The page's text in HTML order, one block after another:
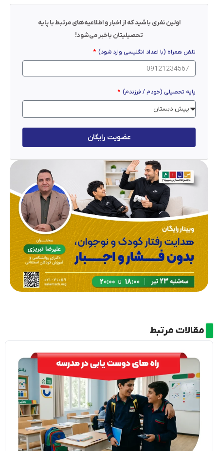
اولین نفری باشید که از اخبار و اطلاعیه‌های مرتبط با پایه
تحصیلیتان باخبر می‌شود!
تلفن همراه (با اعداد انگلیسی وارد شود)
پایه تحصیلی (خودم / فرزندم)
عضویت رایگان
مقالات مرتبط